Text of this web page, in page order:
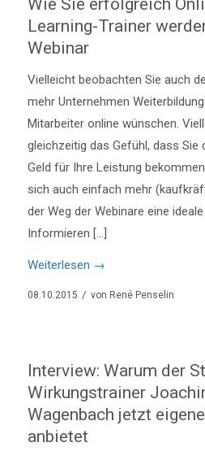
Learning-Trainer
Webinar
Vielleicht beobachten Sie auch
mehr Unternehmen
Mitarbeiter online wünschen.
gleichzeitig das Gefühl, dass Sie
Geld für Ihre Leistung
sich auch einfach mehr
der Weg der Webinare eine
Informieren […]
Weiterlesen →
08.10.2015 / von René Penselin
Interview: Warum der
Wirkungstrainer
Wagenbach jetzt
anbietet